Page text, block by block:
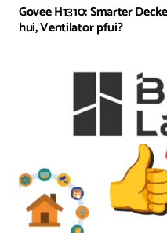
Govee H1310: Smarter
hui, Ventilator pfui?